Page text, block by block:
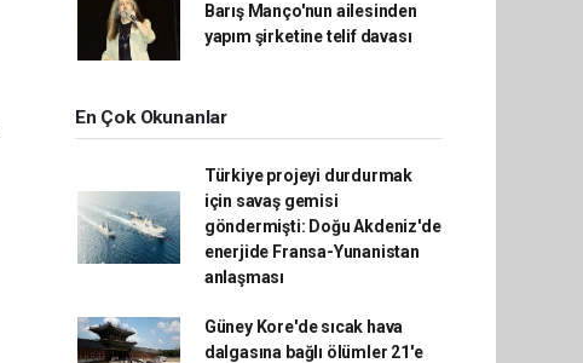
Barış Manço'nun ailesinden
yapım şirketine telif davası
En Çok Okunanlar
Türkiye projeyi durdurmak
için savaş gemisi
göndermişti: Doğu Akdeniz'de
enerjide Fransa-Yunanistan
anlaşması
Güney Kore'de sıcak hava
dalgasına bağlı ölümler 21'e